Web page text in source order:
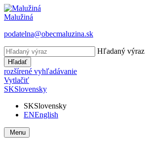
Malužiná
podatelna@obecmaluzina.sk
Hľadaný výraz
Hľadať
rozšírené vyhľadávanie
Vytlačiť
SKSlovensky
SKSlovensky
ENEnglish
Menu